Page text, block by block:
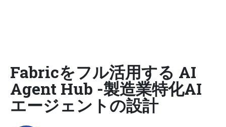
Fabricをフル活用する AI
Agent Hub -製造業特化AI
エージェントの設計